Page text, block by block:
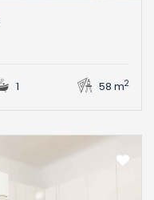
1 58 m2